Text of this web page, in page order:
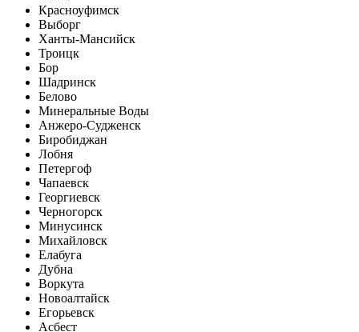
Красноуфимск
Выборг
Ханты-Мансийск
Троицк
Бор
Шадринск
Белово
Минеральные Воды
Анжеро-Судженск
Биробиджан
Лобня
Петергоф
Чапаевск
Георгиевск
Черногорск
Минусинск
Михайловск
Елабуга
Дубна
Воркута
Новоалтайск
Егорьевск
Асбест